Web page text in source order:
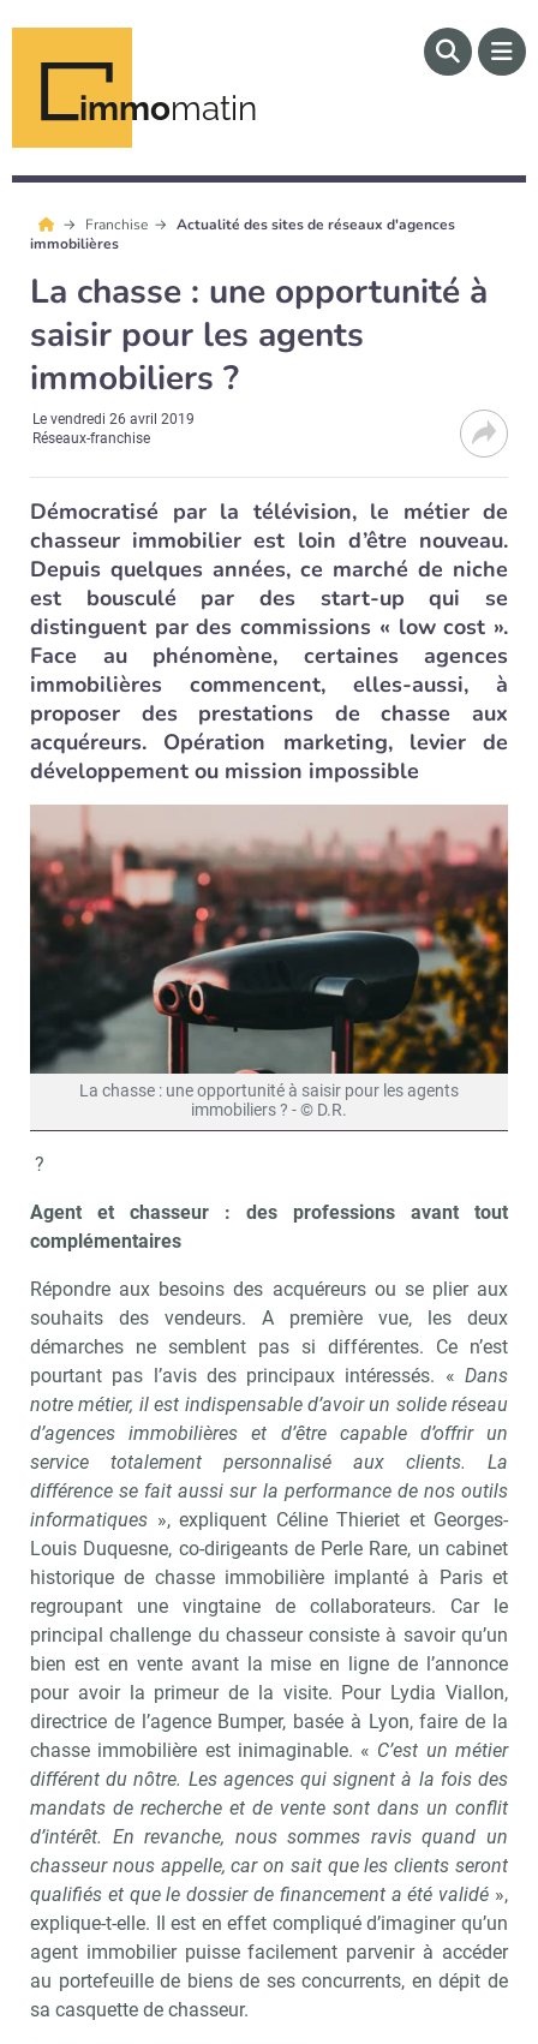
immomatin
Franchise
Actualité des sites de réseaux d'agences
immobilières
La chasse : une opportunité à
saisir pour les agents
immobiliers ?
Levendredi 26 avril 2019
Réseaux-franchise
Démocratisé par la télévision, le métier de
chasseur immobilier est loin d’être nouveau.
Depuis quelques années, ce marché de niche
est bousculé par des start-up qui se
distinguent par des commissions « low cost ».
Face au phénomène, certaines agences
immobilières commencent, elles-aussi, à
proposer des prestations de chasse aux
acquéreurs. Opération marketing, levier de
développement ou mission impossible
La chasse : une opportunité à saisir pour les agents
immobiliers ? - © D.R.
?
Agent et chasseur : des professions avant tout
complémentaires
Répondre aux besoins des acquéreurs ou se plier aux
souhaits des vendeurs. A première vue, les deux
démarches ne semblent pas si différentes. Ce n’est
pourtant pas l’avis des principaux intéressés. « Dans
notre métier, il est indispensable d’avoir un solide réseau
d’agences immobilières et d’être capable d’offrir un
service totalement personnalisé aux clients. La
différence se fait aussi sur la performance de nos outils
informatiques », expliquent Céline Thieriet et Georges-
Louis Duquesne, co-dirigeants de Perle Rare, un cabinet
historique de chasse immobilière implanté à Paris et
regroupant une vingtaine de collaborateurs. Car le
principal challenge du chasseur consiste à savoir qu’un
bien est en vente avant la mise en ligne de l’annonce
pour avoir la primeur de la visite. Pour Lydia Viallon,
directrice de l’agence Bumper, basée à Lyon, faire de la
chasse immobilière est inimaginable. « C’est un métier
différent du nôtre. Les agences qui signent à la fois des
mandats de recherche et de vente sont dans un conflit
d’intérêt. En revanche, nous sommes ravis quand un
chasseur nous appelle, car on sait que les clients seront
qualifiés et que le dossier de financement a été validé »,
explique-t-elle. Il est en effet compliqué d’imaginer qu’un
agent immobilier puisse facilement parvenir à accéder
au portefeuille de biens de ses concurrents, en dépit de
sa casquette de chasseur.